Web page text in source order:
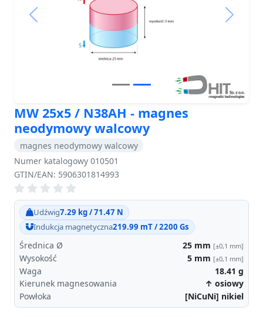
Previous Next
MW 25x5 / N38AH - magnes
neodymowy walcowy
magnes neodymowy walcowy
Numer katalogowy 010501
GTIN/EAN: 5906301814993
Udźwig7.29 kg / 71.47 N
Indukcja magnetyczna219.99 mT / 2200 Gs
Średnica Ø 25 mm [±0,1 mm]
Wysokość 5 mm [±0,1 mm]
Waga 18.41 g
Kierunek magnesowania
↑ osiowy
Powłoka
[NiCuNi] nikiel